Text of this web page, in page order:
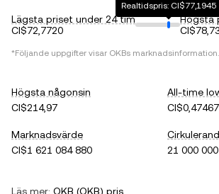
Lägsta priset under 24 tim
CI$72,7720
Realtidspris: CI$77,1945
Högsta
*Följande uppgifter visar OKBs marknadsinformation.
Högsta någonsin
CI$214,97
All-time
CI$0,47467
Marknadsvärde
CI$1 621 084 880
21 000
Läs mer: OKB (OKB) pris